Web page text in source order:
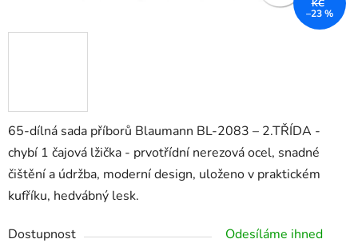
65-dílná sada příborů Blaumann BL-2083 – 2.TŘÍDA -
chybí 1 čajová lžička - prvotřídní nerezová ocel, snadné
čištění a údržba, moderní design, uloženo v praktickém
kufříku, hedvábný lesk.
Dostupnost
Odesíláme ihned
KČ
–23 %